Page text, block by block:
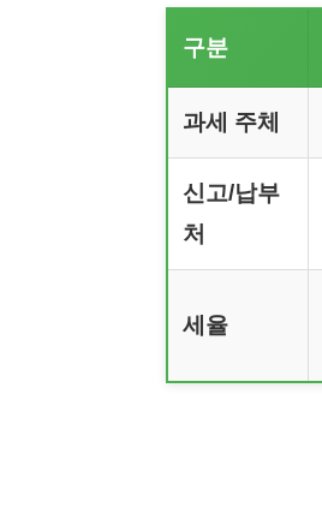
구분
과세 주체
신고/납부
처
세율